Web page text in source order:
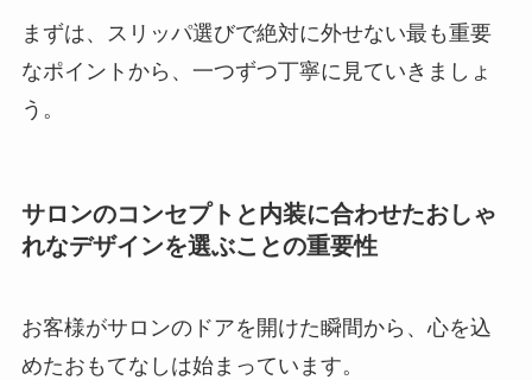
まずは、スリッパ選びで絶対に外せない最も重要
なポイントから、一つずつ丁寧に見ていきましょ
う。
サロンのコンセプトと内装に合わせたおしゃ
れなデザインを選ぶことの重要性
お客様がサロンのドアを開けた瞬間から、心を込
めたおもてなしは始まっています。